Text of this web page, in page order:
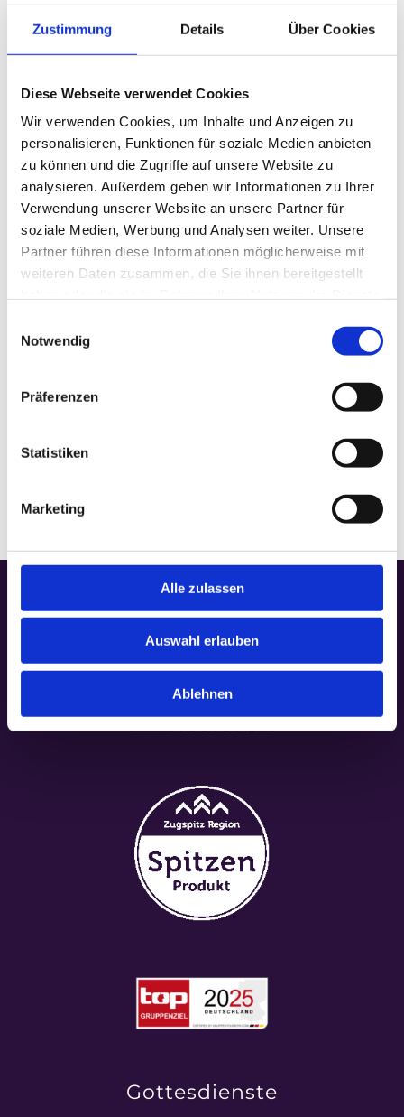
Zustimmung Details Über Cookies
Diese Webseite verwendet Cookies
Wir verwenden Cookies, um Inhalte und Anzeigen zu
personalisieren, Funktionen für soziale Medien anbieten
zu können und die Zugriffe auf unsere Website zu
analysieren. Außerdem geben wir Informationen zu Ihrer
Verwendung unserer Website an unsere Partner für
soziale Medien, Werbung und Analysen weiter. Unsere
Partner führen diese Informationen möglicherweise mit
weiteren Daten zusammen, die Sie ihnen bereitgestellt
Notwendig
Präferenzen
Statistiken
Marketing
Alle zulassen
Auswahl erlauben
Ablehnen
Eucharistiefeier mit
Harfenmusik
DETAILS
Datum: Dezember 25, 2025
VERANSTALTUNGSORT
Gottesdienste